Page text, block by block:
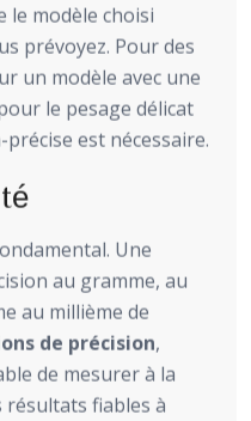
le modèle choisi
prévoyez. Pour des
un modèle avec une
le pesage délicat
est nécessaire.
Une
au gramme, au
au millième de
de précision,
de mesurer à la
résultats fiables à